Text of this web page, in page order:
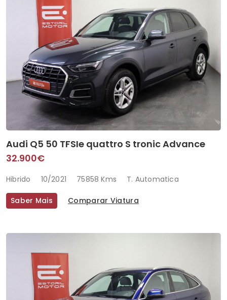
Audi Q5 50 TFSIe quattro S tronic Advance
32.900€
Hibrido 10/2021 75858 Kms T. Automatica
Saber Mais Comparar Viatura